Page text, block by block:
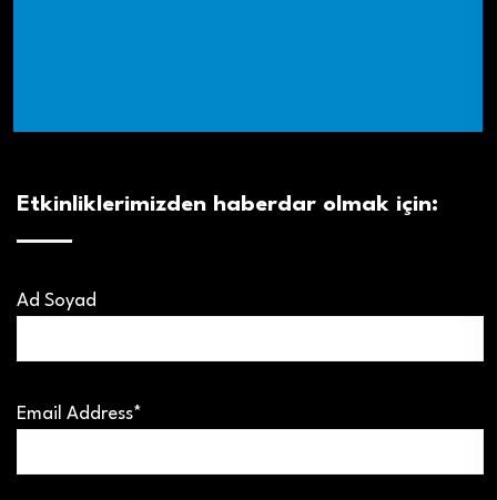
Etkinliklerimizden haberdar olmak için:
Ad Soyad
Email Address*